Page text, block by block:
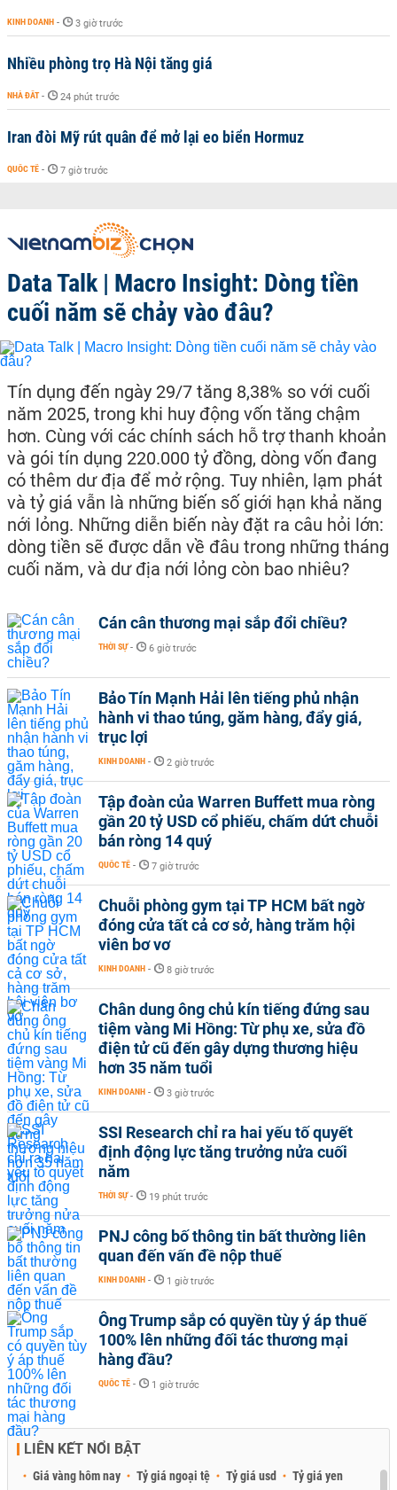
KINH DOANH - 3 giờ trước
Nhiều phòng trọ Hà Nội tăng giá
NHÀ ĐẤT - 24 phút trước
Iran đòi Mỹ rút quân để mở lại eo biển Hormuz
QUỐC TẾ - 7 giờ trước
Data Talk | Macro Insight: Dòng tiền
cuối năm sẽ chảy vào đâu?
Tín dụng đến ngày 29/7 tăng 8,38% so với cuối
năm 2025, trong khi huy động vốn tăng chậm
hơn. Cùng với các chính sách hỗ trợ thanh khoản
và gói tín dụng 220.000 tỷ đồng, dòng vốn đang
có thêm dư địa để mở rộng. Tuy nhiên, lạm phát
và tỷ giá vẫn là những biến số giới hạn khả năng
nới lỏng. Những diễn biến này đặt ra câu hỏi lớn:
dòng tiền sẽ được dẫn về đâu trong những tháng
cuối năm, và dư địa nới lỏng còn bao nhiêu?
Cán cân thương mại sắp đổi chiều?
THỜI SỰ - 6 giờ trước
Bảo Tín Mạnh Hải lên tiếng phủ nhận
hành vi thao túng, găm hàng, đẩy giá,
trục lợi
KINH DOANH - 2 giờ trước
Tập đoàn của Warren Buffett mua ròng
gần 20 tỷ USD cổ phiếu, chấm dứt chuỗi
bán ròng 14 quý
QUỐC TẾ - 7 giờ trước
Chuỗi phòng gym tại TP HCM bất ngờ
đóng cửa tất cả cơ sở, hàng trăm hội
viên bơ vơ
KINH DOANH - 8 giờ trước
Chân dung ông chủ kín tiếng đứng sau
tiệm vàng Mi Hồng: Từ phụ xe, sửa đồ
điện tử cũ đến gây dựng thương hiệu
hơn 35 năm tuổi
KINH DOANH - 3 giờ trước
SSI Research chỉ ra hai yếu tố quyết
định động lực tăng trưởng nửa cuối
năm
THỜI SỰ - 19 phút trước
PNJ công bố thông tin bất thường liên
quan đến vấn đề nộp thuế
KINH DOANH - 1 giờ trước
Ông Trump sắp có quyền tùy ý áp thuế
100% lên những đối tác thương mại
hàng đầu?
QUỐC TẾ - 1 giờ trước
LIÊN KẾT NỔI BẬT
Giá vàng hôm nay Tỷ giá ngoại tệ Tỷ giá usd Tỷ giá yen